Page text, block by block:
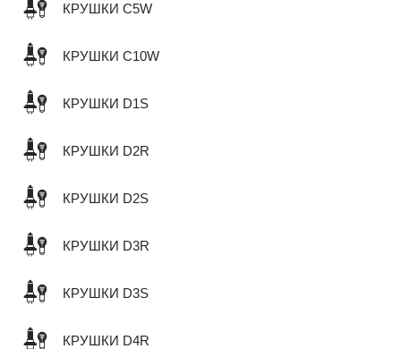
КРУШКИ C5W
КРУШКИ C10W
КРУШКИ D1S
КРУШКИ D2R
КРУШКИ D2S
КРУШКИ D3R
КРУШКИ D3S
КРУШКИ D4R